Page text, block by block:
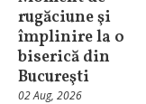
rugăciune şi
împlinire la o
biserică din
Bucureşti
02 Aug, 2026